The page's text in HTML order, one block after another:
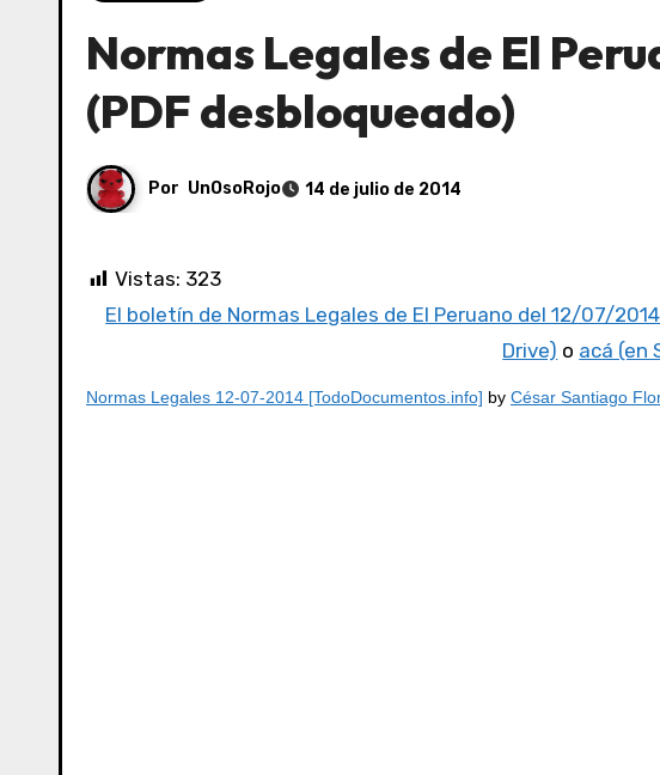
Normas Legales de El
(PDF desbloqueado)
Por UnOsoRojo 14 de julio de 2014
Vistas: 323
El boletín de Normas Legales de El Peruano del 12/07/
Drive) o acá (en
Normas Legales 12-07-2014 [TodoDocumentos.info] by César Santiago